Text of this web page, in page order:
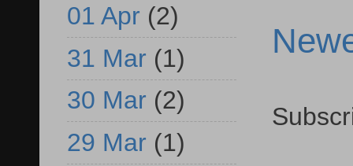
01 Apr (2)
31 Mar (1)
30 Mar (2)
29 Mar (1)